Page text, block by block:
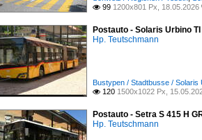
 99 1200x801 Px, 18.05.2026
Postauto - Solaris Urbino
Hp. Teutschmann
Bustypen / Stadtbusse / Solaris
 120 1500x1022 Px,
Postauto - Setra S 415 H
Hp. Teutschmann